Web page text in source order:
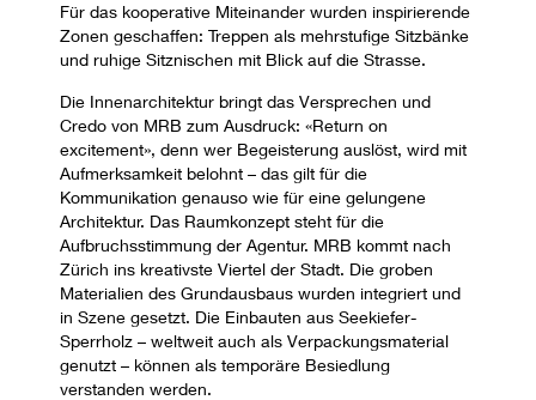
Für das kooperative Miteinander wurden inspirierende
Zonen geschaffen: Treppen als mehrstufige Sitzbänke
und ruhige Sitznischen mit Blick auf die Strasse.
Die Innenarchitektur bringt das Versprechen und
Credo von MRB zum Ausdruck: «Return on
excitement», denn wer Begeisterung auslöst, wird mit
Aufmerksamkeit belohnt – das gilt für die
Kommunikation genauso wie für eine gelungene
Architektur. Das Raumkonzept steht für die
Aufbruchsstimmung der Agentur. MRB kommt nach
Zürich ins kreativste Viertel der Stadt. Die groben
Materialien des Grundausbaus wurden integriert und
in Szene gesetzt. Die Einbauten aus Seekiefer-
Sperrholz – weltweit auch als Verpackungsmaterial
genutzt – können als temporäre Besiedlung
verstanden werden.